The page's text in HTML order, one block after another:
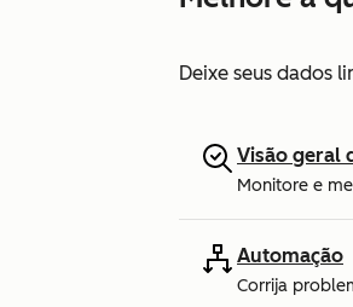
Deixe seus dados
Visão geral
Monitore e
Automação
Corrija